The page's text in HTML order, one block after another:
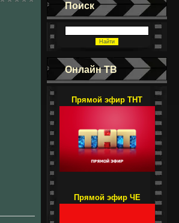
Поиск
Онлайн ТВ
Прямой эфир ТНТ
Прямой эфир ЧЕ